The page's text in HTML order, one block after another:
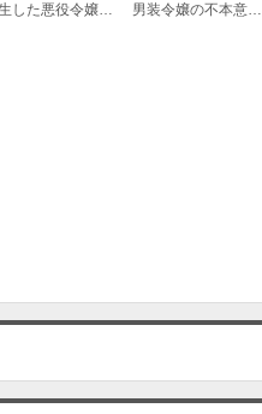
転生した悪役令嬢は復讐を望まない THE COMIC【分冊版】 男装令嬢の不本意な結婚 連載版